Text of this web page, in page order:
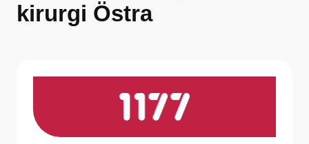
kirurgi Östra